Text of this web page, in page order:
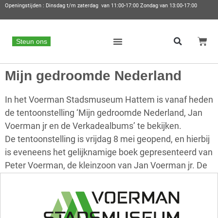
Openingstijden : Dinsdag t/m zaterdag van 11:00-17:00 Zondag van 13:00-17:00
Steun ons
Mijn gedroomde Nederland
In het Voerman Stadsmuseum Hattem is vanaf heden
de tentoonstelling ‘Mijn gedroomde Nederland, Jan
Voerman jr en de Verkadealbums’ te bekijken.
De tentoonstelling is vrijdag 8 mei geopend, en hierbij
is eveneens het gelijknamige boek gepresenteerd van
Peter Voerman, de kleinzoon van Jan Voerman jr. De
ontleend. Tentoonstelling en boek belichten beiden
uitgebreid de periode waarin Jan Voerman junior de